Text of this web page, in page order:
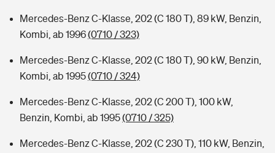
Mercedes-Benz C-Klasse, 202 (C 180 T), 89 kW, Benzin,
Kombi, ab 1996(0710 / 323)
Mercedes-Benz C-Klasse, 202 (C 180 T), 90 kW, Benzin,
Kombi, ab 1995(0710 / 324)
Mercedes-Benz C-Klasse, 202 (C 200 T), 100 kW,
Benzin, Kombi, ab 1995(0710 / 325)
Mercedes-Benz C-Klasse, 202 (C 230 T), 110 kW, Benzin,